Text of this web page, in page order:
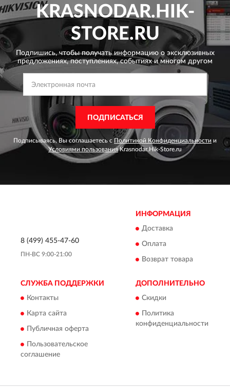
KRASNODAR.HIK-
STORE.RU
Подпишись, чтобы получать информацию о эксклюзивных
предложениях,поступлениях, событиях и многом другом
ПОДПИСАТЬСЯ
Подписываясь, Вы соглашаетесь с Политикой Конфиденциальности и
Условиями пользованияKrasnodar.Hik-Store.ru
8 (499) 455-47-60
ПН-ВС 9:00-21:00
ИНФОРМАЦИЯ
Доставка
Оплата
Возврат товара
СЛУЖБА ПОДДЕРЖКИ
Контакты
Карта сайта
Публичная оферта
Пользовательское
соглашение
ДОПОЛНИТЕЛЬНО
Скидки
Политика
конфиденциальности